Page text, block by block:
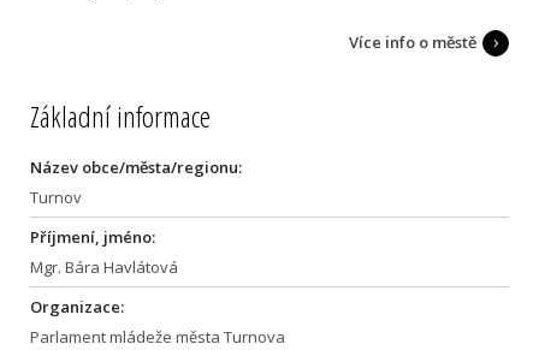
Více info o městě
Základní informace
Název obce/města/regionu:
Turnov
Příjmení, jméno:
Mgr. Bára Havlátová
Organizace:
Parlament mládeže města Turnova